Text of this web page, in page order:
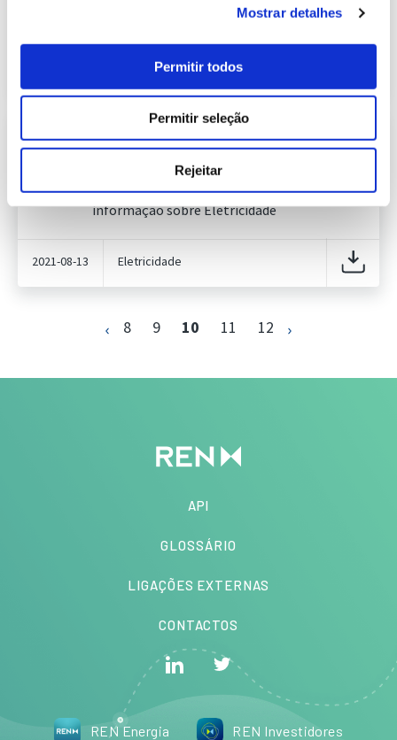
Mostrar detalhes
Permitir todos
Permitir seleção
Rejeitar
informação sobre Eletricidade
Eletricidade
Informação Semanal do Sistema
Eletroprodutor da semana 32 de
Publicação com periodicidade semanal, com
informação sobre Eletricidade
2021-08-13 Eletricidade
8 9 10 11 12
API
GLOSSÁRIO
LIGAÇÕES EXTERNAS
CONTACTOS
REN Energia REN Investidores